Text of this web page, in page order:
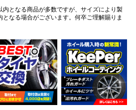
となる商品が多数ですが、サイズにより製
なる場合がございます。何卒ご理解賜りま